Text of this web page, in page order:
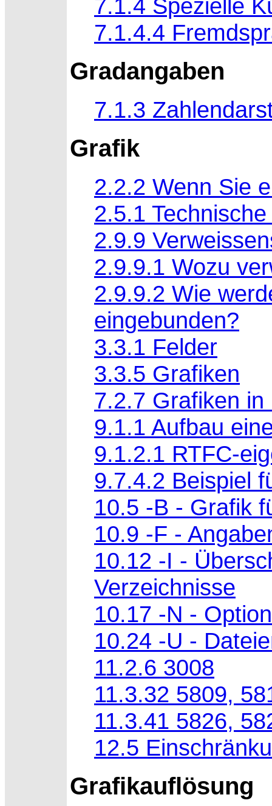
7.1.4 Spezielle
7.1.4.4
Gradangaben
7.1.3
Grafik
2.2.2 Wenn Sie
2.5.1
2.9.9
2.9.9.1 Wozu
2.9.9.2 Wie
eingebunden?
3.3.1 Felder
3.3.5 Grafiken
7.2.7 Grafiken in
9.1.1 Aufbau
9.1.2.1 RTFC-
9.7.4.2 Beispiel
10.5 -B - Grafik
10.9 -F -
10.12 -I -
Verzeichnisse
10.17 -N -
10.24 -U -
11.2.6 3008
11.3.32 5809,
11.3.41 5826,
12.5
Grafikauflösung